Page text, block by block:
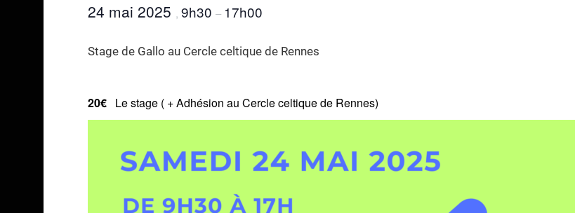
24 mai 2025 , 9h30 – 17h00
Stage de Gallo au Cercle celtique de Rennes
20€ Le stage ( + Adhésion au Cercle celtique de Rennes)